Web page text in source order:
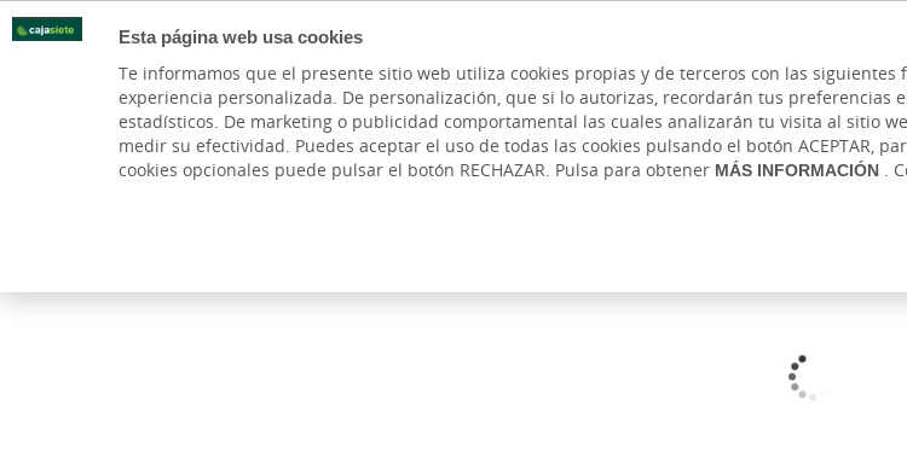
Esta página web usa cookies
Te informamos que el presente sitio web utiliza cookies propias y de terceros con las
experiencia personalizada. De personalización, que si lo autorizas, recordarán tus
estadísticos. De marketing o publicidad comportamental las cuales analizarán tu visita al sitio
medir su efectividad. Puedes aceptar el uso de todas las cookies pulsando el botón ACEPTAR,
cookies opcionales puede pulsar el botón RECHAZAR. Pulsa para obtener MÁS INFORMACIÓN.
PARTICULARES BANCA PRIVADA
Asesoramiento Especializado Cuentas y Tarjetas Ahorro e Inversión Financiación
AUTÓNOMOS Y